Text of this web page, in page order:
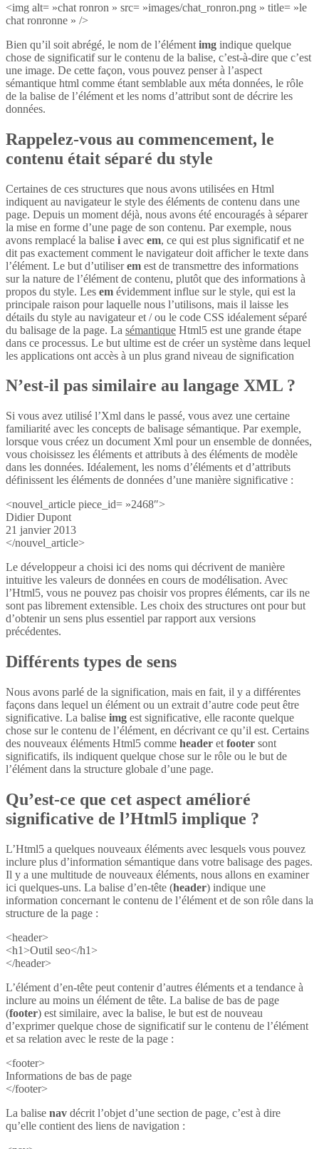
<img alt= »chat ronron » src= »images/chat_ronron.png » title= »le
chat ronronne » />
Bien qu’il soit abrégé, le nom de l’élément img indique quelque
chose de significatif sur le contenu de la balise, c’est-à-dire que c’est
une image. De cette façon, vous pouvez penser à l’aspect
sémantique html comme étant semblable aux méta données, le rôle
de la balise de l’élément et les noms d’attribut sont de décrire les
données.
Rappelez-vous au commencement, le
contenu était séparé du style
Certaines de ces structures que nous avons utilisées en Html
indiquent au navigateur le style des éléments de contenu dans une
page. Depuis un moment déjà, nous avons été encouragés à séparer
la mise en forme d’une page de son contenu. Par exemple, nous
avons remplacé la balise i avec em, ce qui est plus significatif et ne
dit pas exactement comment le navigateur doit afficher le texte dans
l’élément. Le but d’utiliserem est de transmettre des informations
sur la nature de l’élément de contenu, plutôt que des informations à
propos du style. Les em évidemment influe sur le style, qui est la
principale raison pour laquelle nous l’utilisons, mais il laisse les
détails du style au navigateur et / ou le code CSS idéalement séparé
du balisage de la page. La sémantique Html5 est une grande étape
dans ce processus. Le but ultime est de créer un système dans lequel
les applications ont accès à un plus grand niveau de signification
N’est-il pas similaire au langage XML ?
Si vous avez utilisé l’Xml dans le passé, vous avez une certaine
familiarité avec les concepts de balisage sémantique. Par exemple,
lorsque vous créez un document Xml pour un ensemble de données,
vous choisissez les éléments et attributs à des éléments de modèle
dans les données. Idéalement, les noms d’éléments et d’attributs
définissent les éléments de données d’une manière significative :
<nouvel_article piece_id= »2468″>
Didier Dupont
21 janvier 2013
</nouvel_article>
Le développeur a choisi ici des noms qui décrivent de manière
intuitive les valeurs de données en cours de modélisation. Avec
l’Html5, vous ne pouvez pas choisir vos propres éléments, car ils ne
sont pas librement extensible. Les choix des structures ont pour but
d’obtenir un sens plus essentiel par rapport aux versions
précédentes.
Différents types de sens
Nous avons parlé de la signification, mais en fait, il y a différentes
façons dans lequel un élément ou un extrait d’autre code peut être
significative. La balise img est significative, elle raconte quelque
chose sur le contenu de l’élément, en décrivant ce qu’il est. Certains
des nouveaux éléments Html5 comme header et footer sont
significatifs, ils indiquent quelque chose sur le rôle ou le but de
l’élément dans la structure globale d’une page.
Qu’est-ce que cet aspect amélioré
significative de l’Html5 implique ?
L’Html5 a quelques nouveaux éléments avec lesquels vous pouvez
inclure plus d’information sémantique dans votre balisage des pages.
Il y a une multitude de nouveaux éléments, nous allons en examiner
ici quelques-uns. La balise d’en-tête (header) indique une
information concernant le contenu de l’élément et de son rôle dans la
structure de la page :
<header>
<h1>Outil seo</h1>
</header>
L’élément d’en-tête peut contenir d’autres éléments et a tendance à
inclure au moins un élément de tête. La balise de bas de page
(footer) est similaire, avec la balise, le but est de nouveau
d’exprimer quelque chose de significatif sur le contenu de l’élément
et sa relation avec le reste de la page :
<footer>
Informations de bas de page
</footer>
La balise nav décrit l’objet d’une section de page, c’est à dire
qu’elle contient des liens de navigation :